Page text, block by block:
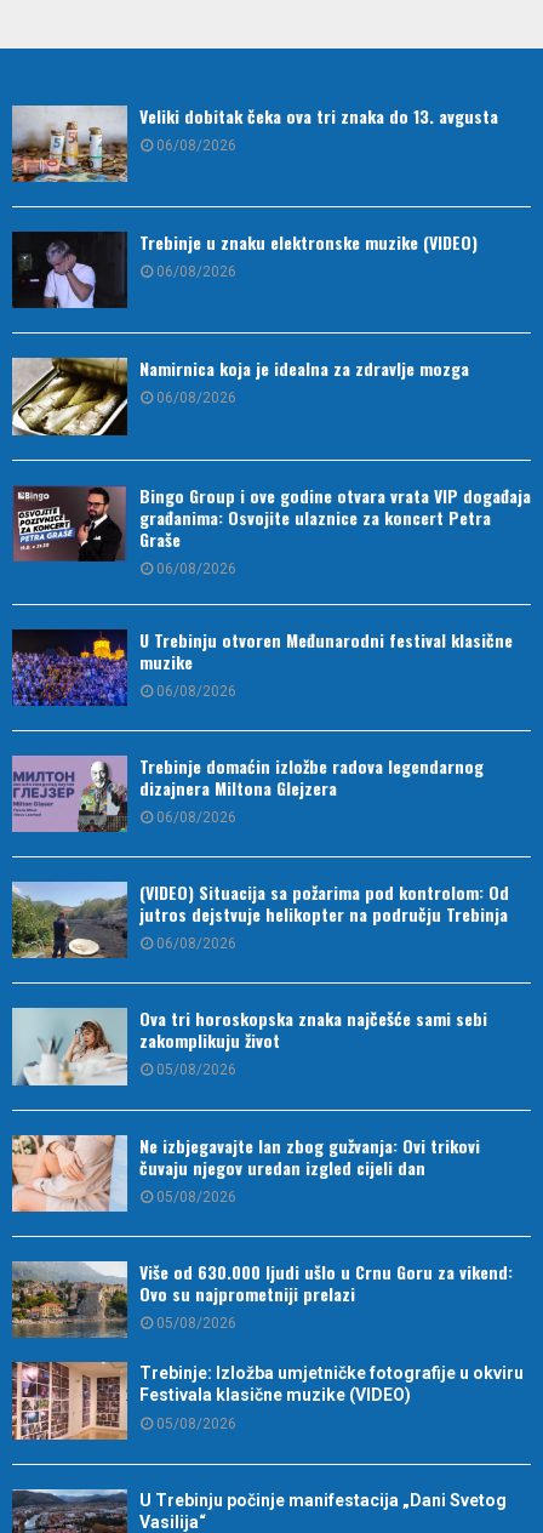
Veliki dobitak čeka ova tri znaka do 13. avgusta
06/08/2026
Trebinje u znaku elektronske muzike (VIDEO)
06/08/2026
Namirnica koja je idealna za zdravlje mozga
06/08/2026
Bingo Group i ove godine otvara vrata VIP događaja
građanima: Osvojite ulaznice za koncert Petra
Graše
06/08/2026
U Trebinju otvoren Međunarodni festival klasične
muzike
06/08/2026
Trebinje domaćin izložbe radova legendarnog
dizajnera Miltona Glejzera
06/08/2026
(VIDEO) Situacija sa požarima pod kontrolom: Od
jutros dejstvuje helikopter na području Trebinja
06/08/2026
Ova tri horoskopska znaka najčešće sami sebi
zakomplikuju život
05/08/2026
Ne izbjegavajte lan zbog gužvanja: Ovi trikovi
čuvaju njegov uredan izgled cijeli dan
05/08/2026
Više od 630.000 ljudi ušlo u Crnu Goru za vikend:
Ovo su najprometniji prelazi
05/08/2026
Trebinje: Izložba umjetničke fotografije u okviru
Festivala klasične muzike (VIDEO)
05/08/2026
U Trebinju počinje manifestacija „Dani Svetog
Vasilija“